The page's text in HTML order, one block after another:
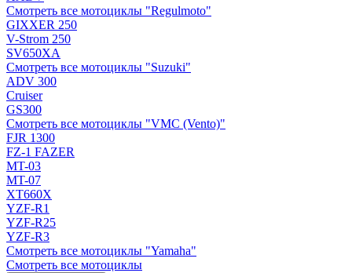
Смотреть все мотоциклы "Regulmoto"
GIXXER 250
V-Strom 250
SV650XA
Смотреть все мотоциклы "Suzuki"
ADV 300
Cruiser
GS300
Смотреть все мотоциклы "VMC (Vento)"
FJR 1300
FZ-1 FAZER
MT-03
MT-07
XT660X
YZF-R1
YZF-R25
YZF-R3
Смотреть все мотоциклы "Yamaha"
Смотреть все мотоциклы